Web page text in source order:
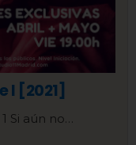
I [2021]
Si aún no…